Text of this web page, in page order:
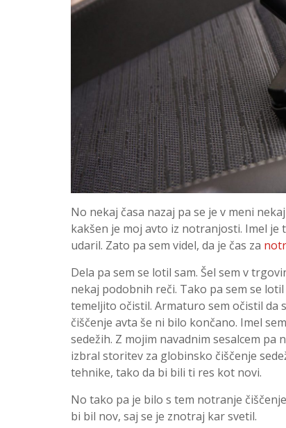
No nekaj časa nazaj pa se je v meni
kakšen je moj avto iz notranjosti. Imel je
udaril. Zato pa sem videl, da je čas za
Dela pa sem se lotil sam. Šel sem v
nekaj podobnih reči. Tako pa sem se
temeljito očistil. Armaturo sem očistil da
čiščenje avta še ni bilo končano. Imel
sedežih. Z mojim navadnim sesalcem
izbral storitev za globinsko čiščenje
tehnike, tako da bi bili ti res kot novi.
No tako pa je bilo s tem notranje
bi bil nov, saj se je znotraj kar svetil.